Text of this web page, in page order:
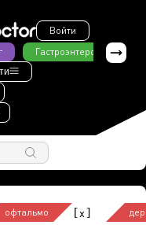
Войти
Гастроэнтерология
офтальмо [x]